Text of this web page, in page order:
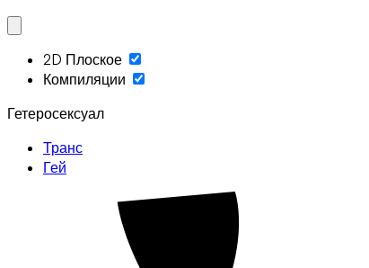
2D Плоское
Компиляции
Гетеросексуал
Транс
Гей